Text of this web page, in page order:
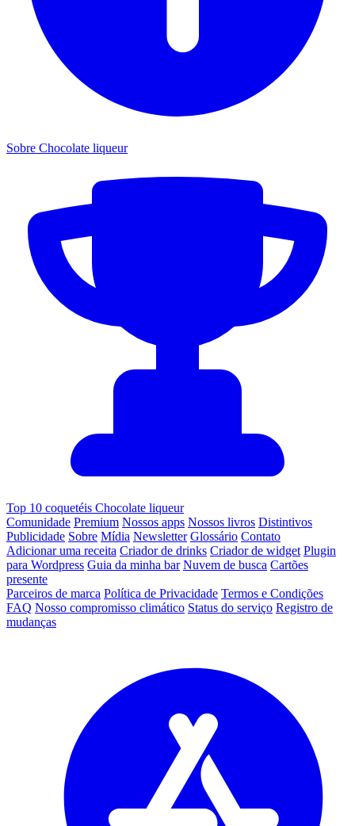
Sobre Chocolate liqueur
Top 10 coquetéis Chocolate liqueur
Comunidade Premium Nossos apps Nossos livros Distintivos
Publicidade Sobre Mídia Newsletter Glossário Contato
Adicionar uma receita Criador de drinks Criador de widget Plugin
para Wordpress Guia da minha bar Nuvem de busca Cartões
presente
Parceiros de marca Política de Privacidade Termos e Condições
FAQ Nosso compromisso climático Status do serviço Registro de
mudanças